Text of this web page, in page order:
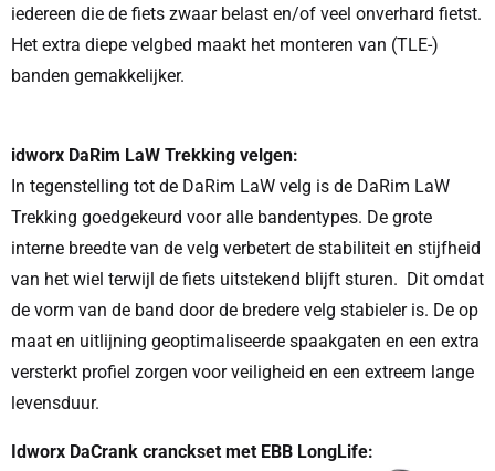
iedereen die de fiets zwaar belast en/of veel onverhard fietst.
Het extra diepe velgbed maakt het monteren van (TLE-)
banden gemakkelijker.
idworx DaRim LaW Trekking velgen:
In tegenstelling tot de DaRim LaW velg is de DaRim LaW
Trekking goedgekeurd voor alle bandentypes. De grote
interne breedte van de velg verbetert de stabiliteit en stijfheid
van het wiel terwijl de fiets uitstekend blijft sturen. Dit omdat
de vorm van de band door de bredere velg stabieler is. De op
maat en uitlijning geoptimaliseerde spaakgaten en een extra
versterkt profiel zorgen voor veiligheid en een extreem lange
levensduur.
Idworx DaCrank cranckset met EBB LongLife: